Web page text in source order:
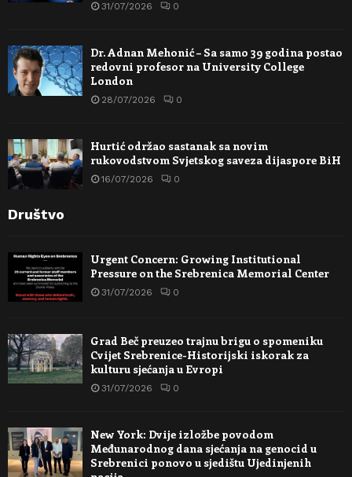
31/07/2026 0
Dr. Adnan Mehonić – Sa samo 39 godina postao
redovni profesor na University College
London
28/07/2026 0
Hurtić održao sastanak sa novim
rukovodstvom Svjetskog saveza dijaspore BiH
16/07/2026 0
Društvo
Urgent Concern: Growing Institutional
Pressure on the Srebrenica Memorial Center
31/07/2026 0
Grad Beč preuzeo trajnu brigu o spomeniku
Cvijet Srebrenice-Historijski iskorak za
kulturu sjećanja u Evropi
31/07/2026 0
New York: Dvije izložbe povodom
Međunarodnog dana sjećanja na genocid u
Srebrenici ponovo u sjedištu Ujedinjenih